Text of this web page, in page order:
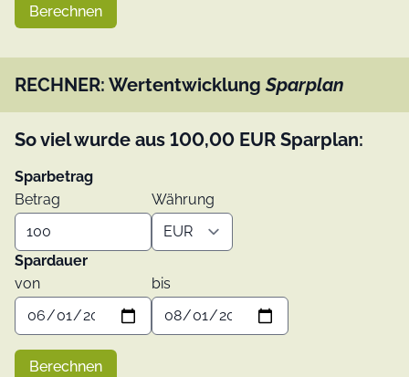
Berechnen
RECHNER: WertentwicklungSparplan
So viel wurde aus 100,00 EUR Sparplan:
Sparbetrag
Betrag
Währung
Spardauer
von
bis
Berechnen